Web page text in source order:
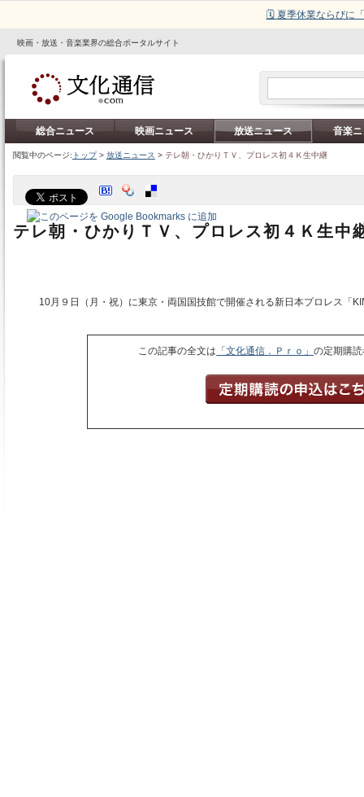
🗓️ 夏季休業ならびに
映画・放送・音楽業界の総合ポータルサイト
総合ニュース 映画ニュース 放送ニュース 音楽
閲覧中のページ: トップ> 放送ニュース > テレ朝・ひかりＴＶ、プロレス初４Ｋ生中継
テレ朝・ひかりＴＶ、プロレス初４Ｋ生中
10月９日（月・祝）に東京・両国国技館で開催される新日本プロレス「
この記事の全文は 「文化通信．Ｐｒｏ」の定期購